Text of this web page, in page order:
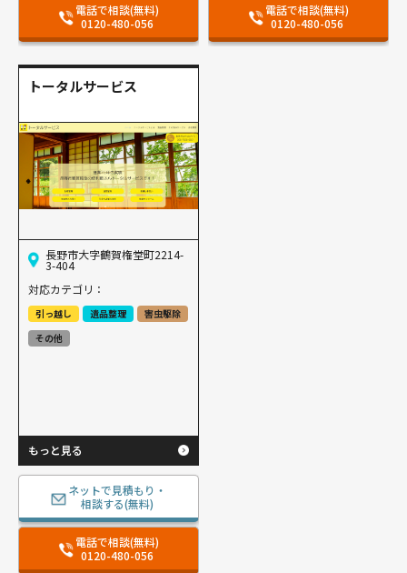
電話で相談(無料)
0120-480-056
電話で相談(無料)
0120-480-056
トータルサービス
長野市大字鶴賀権堂町2214-
3-404
対応カテゴリ：
引っ越し 遺品整理
害虫駆除
その他
もっと見る
ネットで見積もり・
相談する(無料)
電話で相談(無料)
0120-480-056